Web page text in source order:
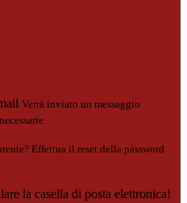
Verrà inviato un messaggio
Effettua il reset della password
la casella di posta elettronica!